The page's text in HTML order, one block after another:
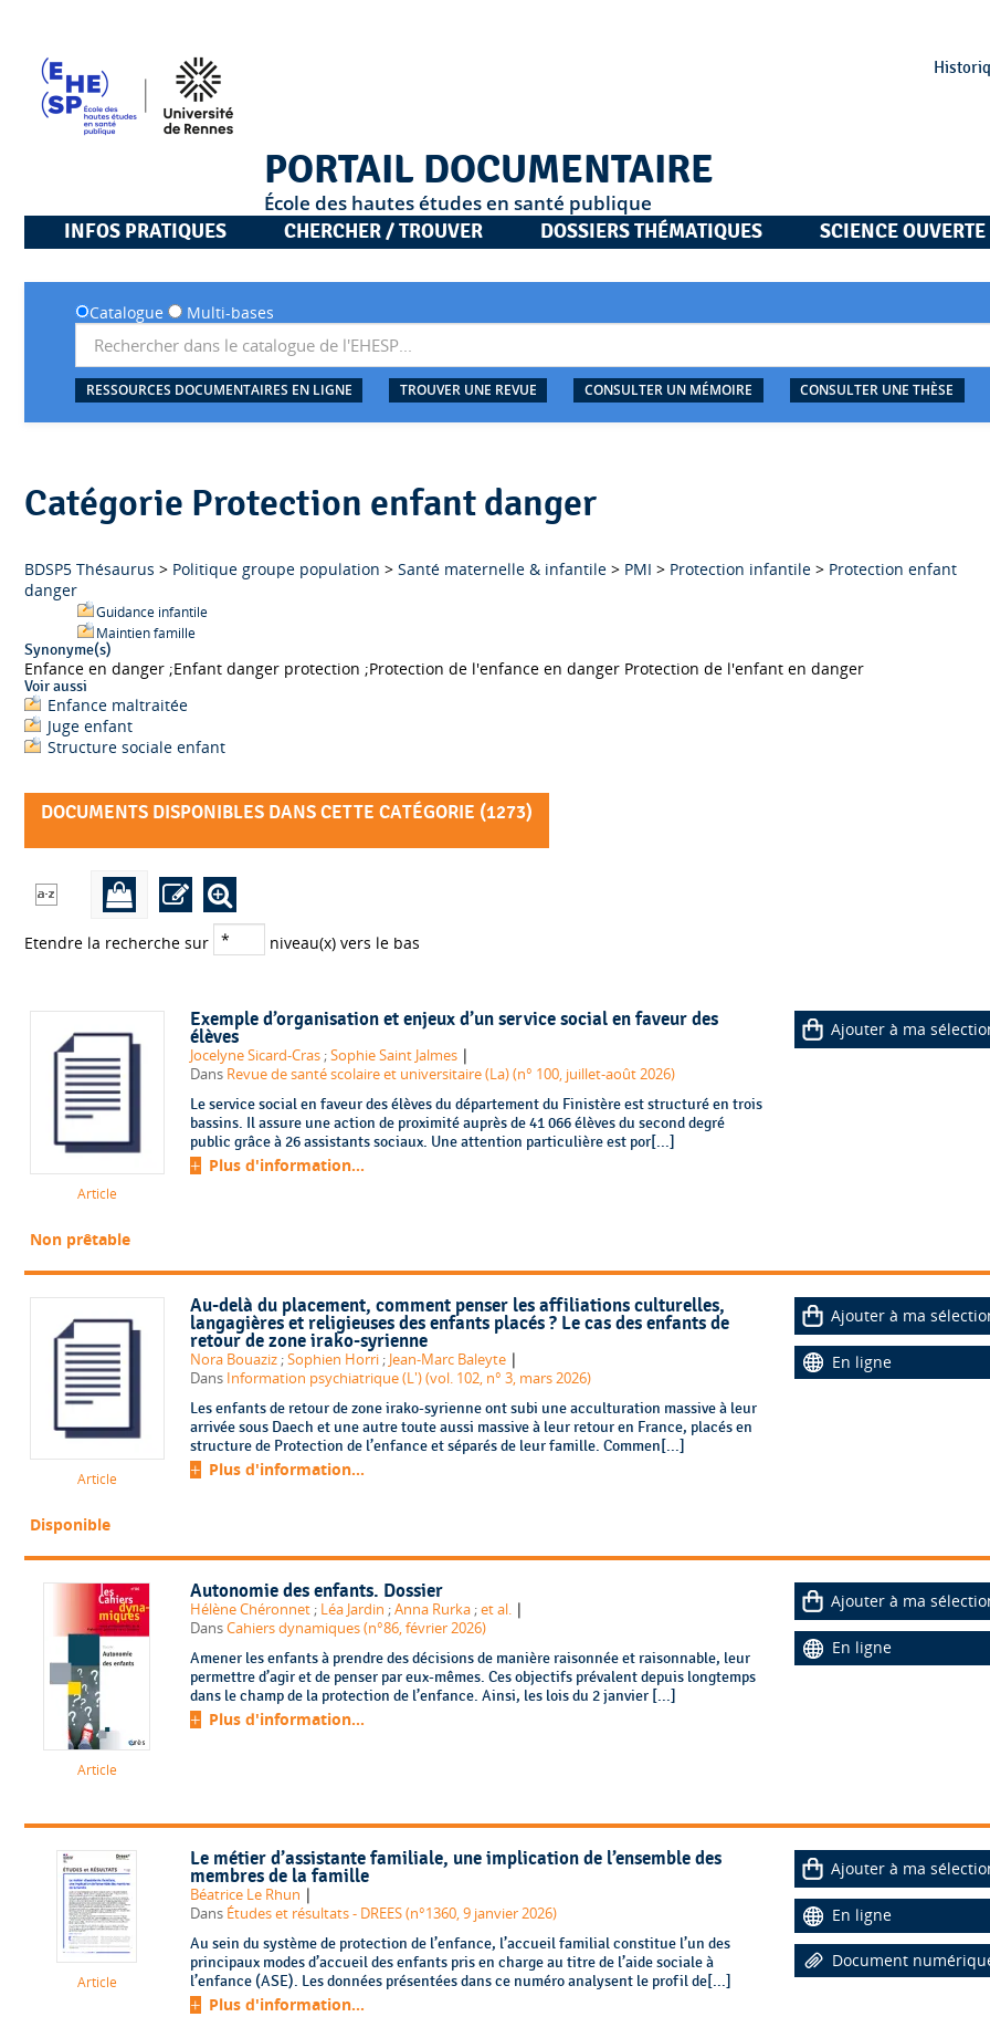
PORTAIL DOCUMENTAIRE
École des hautes études en santé publique
INFOS PRATIQUES
CHERCHER / TROUVER DOSSIERS THÉMATIQUES SCIENCE OUVERTE
Catalogue Multi-bases
RESSOURCES DOCUMENTAIRES EN LIGNE TROUVER UNE REVUE CONSULTER UN MÉMOIRE CONSULTER UNE THÈSE
Catégorie Protection enfant danger
BDSP5 Thésaurus > Politique groupe population > Santé maternelle & infantile > PMI > Protection infantile > Protection enfant
danger
Guidance infantile
Maintien famille
Synonyme(s)
Enfance en danger ;Enfant danger protection ;Protection de l'enfance en danger Protection de l'enfant en danger
Voir aussi
Enfance maltraitée
Juge enfant
Structure sociale enfant
DOCUMENTS DISPONIBLES DANS CETTE CATÉGORIE (1273)
Etendre la recherche sur niveau(x) vers le bas
Article
Exemple d’organisation et enjeux d’un service social en faveur des
élèves
Jocelyne Sicard-Cras ;Sophie Saint Jalmes |
Dans Revue de santé scolaire et universitaire (La) (n° 100, juillet-août 2026)
Le service social en faveur des élèves du département du Finistère est structuré en trois
bassins. Il assure une action de proximité auprès de 41 066 élèves du second degré
public grâce à 26 assistants sociaux. Une attention particulière est por[...]
Plus d'information...
Ajouter à ma
Non prêtable
Article
Au-delà du placement, comment penser les affiliations culturelles,
langagières et religieuses des enfants placés ? Le cas des enfants de
retour de zone irako-syrienne
Nora Bouaziz ;Sophien Horri ; Jean-Marc Baleyte |
Dans Information psychiatrique (L') (vol. 102, n° 3, mars 2026)
Les enfants de retour de zone irako-syrienne ont subi une acculturation massive à leur
arrivée sous Daech et une autre toute aussi massive à leur retour en France, placés en
structure de Protection de l’enfance et séparés de leur famille. Commen[...]
Plus d'information...
Ajouter à ma
En ligne
Disponible
Article
Autonomie des enfants. Dossier
Hélène Chéronnet ; Léa Jardin ;Anna Rurka ;et al. |
DansCahiers dynamiques (n°86, février 2026)
Amener les enfants à prendre des décisions de manière raisonnée et raisonnable, leur
permettre d’agir et de penser par eux-mêmes. Ces objectifs prévalent depuis longtemps
dans le champ de la protection de l’enfance. Ainsi, les lois du 2 janvier [...]
Plus d'information...
Ajouter à ma
En ligne
Article
Le métier d’assistante familiale, une implication de l’ensemble des
membres de la famille
Béatrice Le Rhun |
Dans Études et résultats - DREES (n°1360, 9 janvier 2026)
Au sein du système de protection de l’enfance, l’accueil familial constitue l’un des
principaux modes d’accueil des enfants pris en charge au titre de l’aide sociale à
l’enfance (ASE). Les données présentées dans ce numéro analysent le profil de[...]
Plus d'information...
Ajouter à ma
En ligne
Document